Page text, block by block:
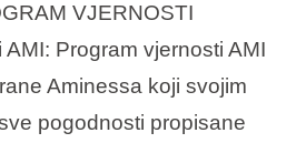
VJERNOSTI
AMI: Program vjernosti AMI
Aminessa koji svojim
pogodnosti propisane